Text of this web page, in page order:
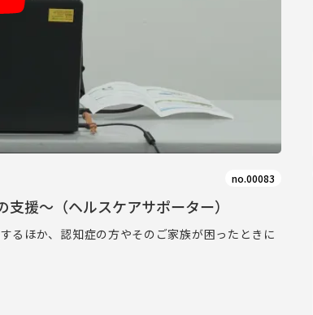
no.00083
援～（ヘルスケアサポーター）
るほか、認知症の方やそのご家族が困ったときに